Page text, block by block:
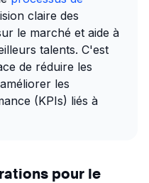
claire des
le marché et aide à
talents. C'est
de réduire les
les
(KPIs) liés à
pour le